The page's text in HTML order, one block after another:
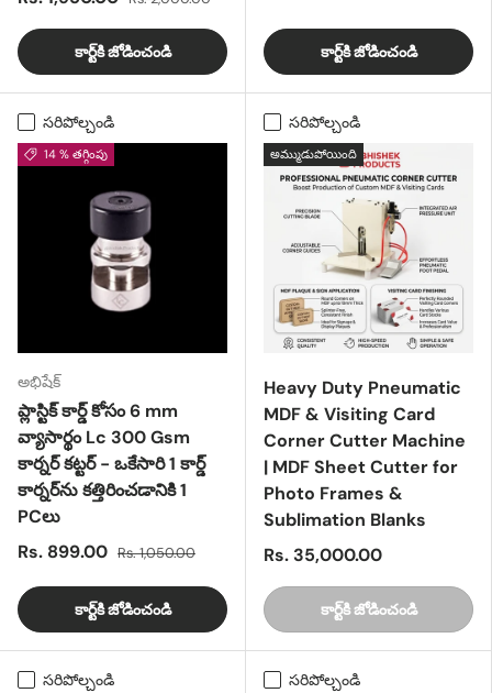
కార్ట్‌కి జోడించండి కార్ట్‌కి జోడించండి
సరిపోల్చండి
14 % తగ్గింపు
అభిషేక్
ప్లాస్టిక్ కార్డ్ కోసం 6 mm
వ్యాసార్థం Lc 300 Gsm
కార్నర్ కట్టర్ - ఒకేసారి 1 కార్డ్
కార్నర్‌ను కత్తిరించడానికి 1
PCలు
Rs. 899.00 Rs. 1,050.00
కార్ట్‌కి జోడించండి
సరిపోల్చండి
అమ్ముడుపోయింది
Heavy Duty Pneumatic
MDF & Visiting Card
Corner Cutter Machine
| MDF Sheet Cutter for
Photo Frames &
Sublimation Blanks
Rs. 35,000.00
కార్ట్‌కి జోడించండి
సరిపోల్చండి సరిపోల్చండి